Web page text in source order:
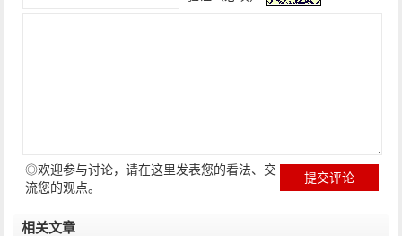
◎欢迎参与讨论，请在这里发表您的看法、交
流您的观点。
相关文章